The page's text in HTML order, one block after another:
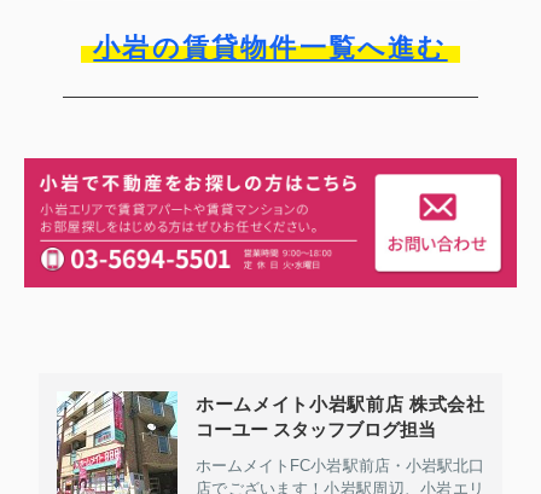
小岩の賃貸物件一覧へ進む
ホームメイト小岩駅前店 株式会社
コーユー スタッフブログ担当
ホームメイトFC小岩駅前店・小岩駅北口
店でございます！小岩駅周辺、小岩エリ